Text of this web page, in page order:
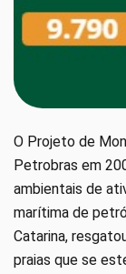
O Projeto de
Petrobras em
ambientais de
marítima de
Catarina,
praias que se